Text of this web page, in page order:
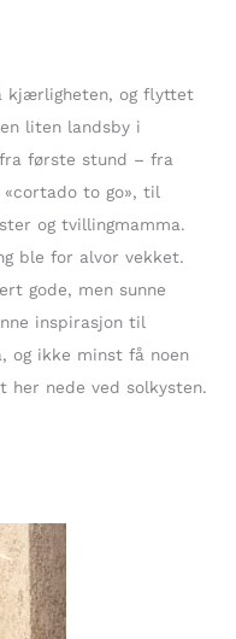
kjærligheten, og flyttet
liten landsby i
første stund – fra
to go», til
og tvillingmamma.
ble for alvor vekket.
gode, men sunne
inspirasjon til
og ikke minst få noen
her nede ved solkysten.